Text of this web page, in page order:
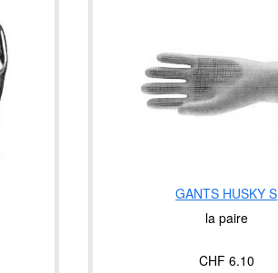
GANTS HUSKY S
la paire
CHF 6.10